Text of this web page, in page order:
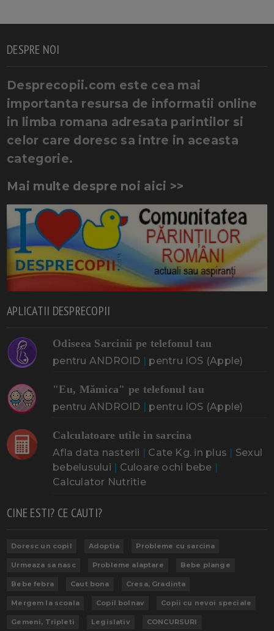
DESPRE NOI
Desprecopii.com este cea mai
importanta resursa de informatii online
in limba romana adresata parintilor si
celor care doresc sa intre in aceasta
categorie.
Mai multe despre noi aici >>
APLICATII DESPRECOPII
Odiseea Sarcinii pe telefonul tau
pentru ANDROID | pentru IOS (Apple)
"Eu, Mămica" pe telefonul tau
pentru ANDROID | pentru IOS (Apple)
Calculatoare utile in sarcina
Afla data nasterii | Cate Kg. in plus | Sexul
bebelusului | Culoare ochi bebe |
Calculator Nutritie
CINE ESTI? CE CAUTI?
Doresc un copil Adoptia Probleme cu sarcina
Urmeaza sa nasc Probleme alaptare Bebe plange
Bebe febra Caut bona Cresa, Gradinta
Mergem la scoala Copil bolnav Copii cu nevoi speciale
Gemeni, Tripleti Legislativ CONCURSURI